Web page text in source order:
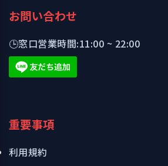
お問い合わせ
🕒窓口営業時間:11:00 ~ 22:00
重要事項
利用規約